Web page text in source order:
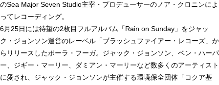
のSea Major Seven Studio主宰・プロデューサーのノア・​クロニンによ
ってレコーディング。
6月25日には待望の2枚目フルアルバム「Rain on Sunday」をジャッ
ク・ジョンソン運営のレーベル「ブラッシュファイアー・レコーズ」か
らリリースしたポーラ・フーガ。ジャック・ジョンソン、ベン・ハーパ
ー、ジギー・マーリー、ダミアン・マーリーなど数多くのアーティスト
に愛され、ジャック・ジョンソンが主催する環境保全団体「コクア基